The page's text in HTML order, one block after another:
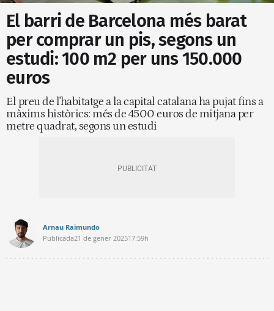
El barri de Barcelona més barat
per comprar un pis, segons un
estudi: 100 m2 per uns 150.000
euros
El preu de l'habitatge a la capital catalana ha pujat fins a
màxims històrics: més de 4500 euros de mitjana per
metre quadrat, segons un estudi
Arnau Raimundo
Publicada21 de gener 202517:59h